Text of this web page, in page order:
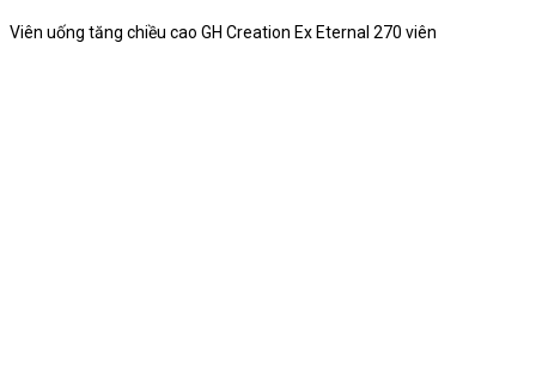
Viên uống tăng chiều cao GH Creation Ex Eternal 270 viên